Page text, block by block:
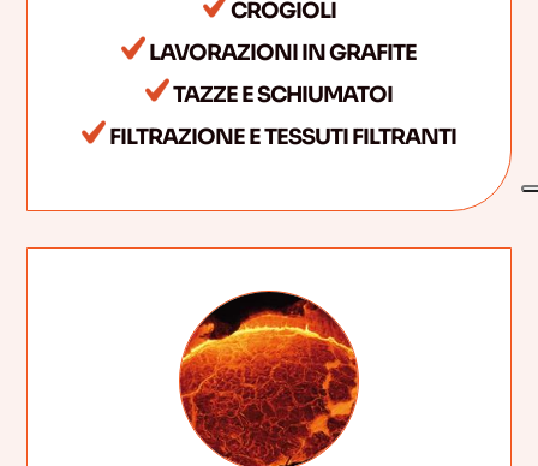
CROGIOLI
LAVORAZIONI IN GRAFITE
TAZZE E SCHIUMATOI
FILTRAZIONE E TESSUTI FILTRANTI